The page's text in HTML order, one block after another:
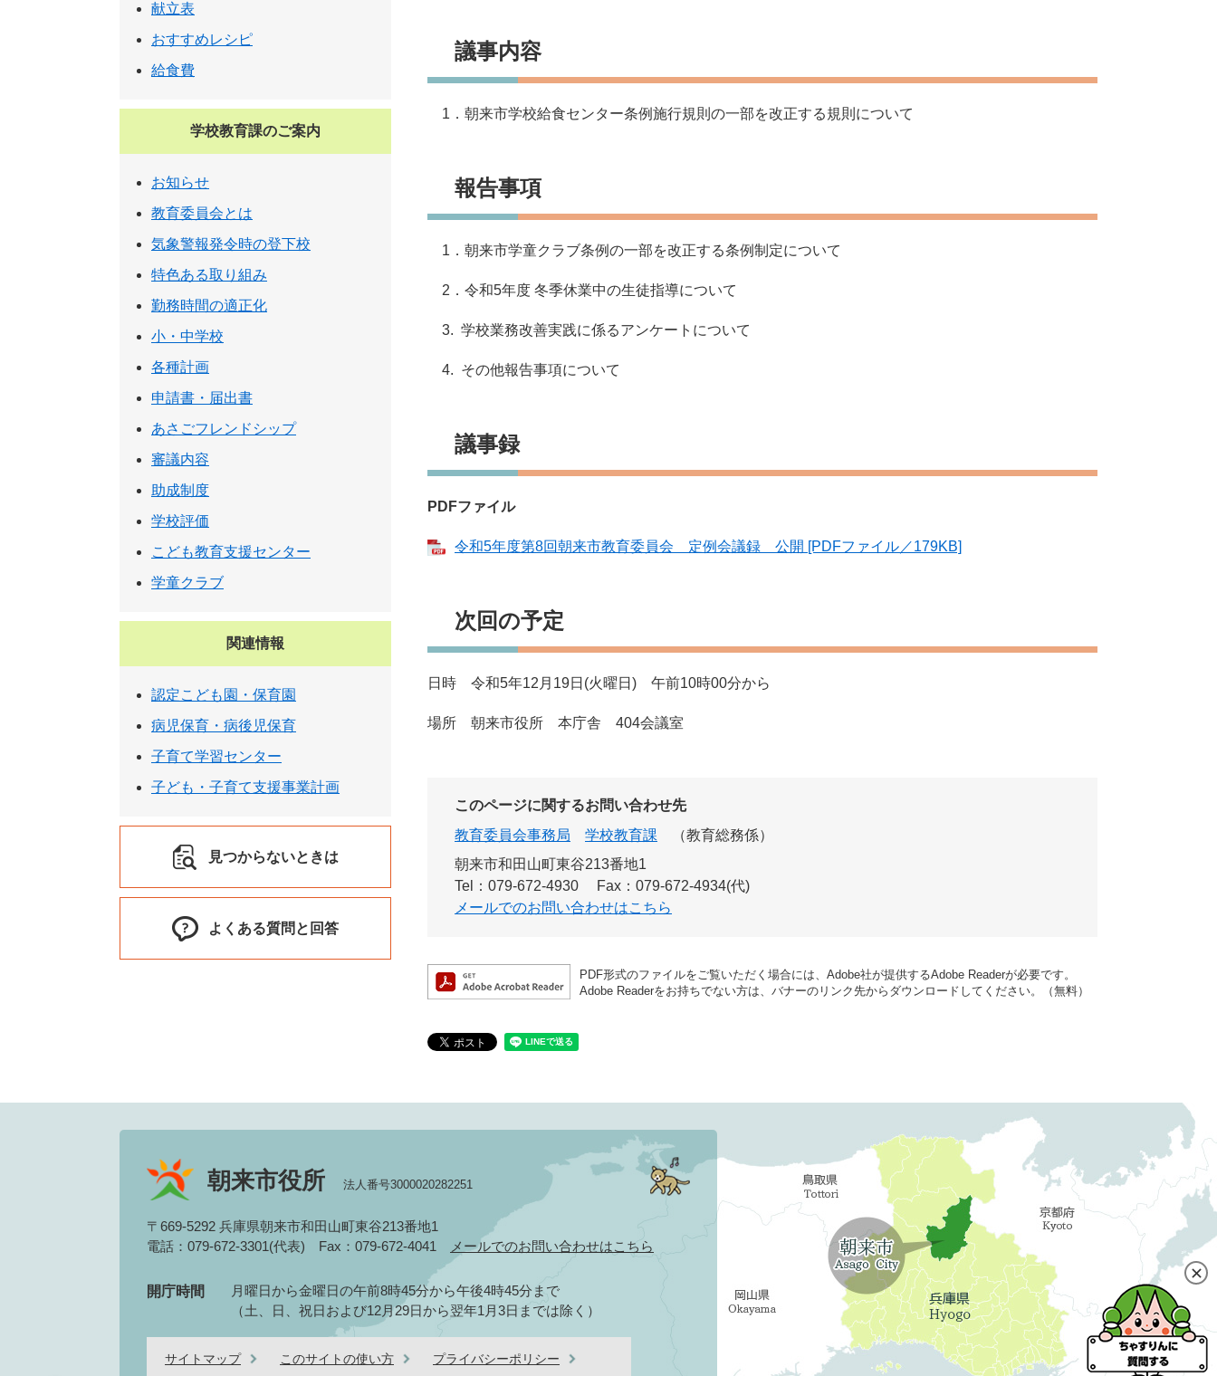
議事内容
1．朝来市学校給食センター条例施行規則の一部を改正する規則について
報告事項
1．朝来市学童クラブ条例の一部を改正する条例制定について
2．令和5年度 冬季休業中の生徒指導について
3. 学校業務改善実践に係るアンケートについて
4. その他報告事項について
議事録
PDFファイル
令和5年度第8回朝来市教育委員会 定例会議録 公開 [PDFファイル／179KB]
次回の予定
日時 令和5年12月19日(火曜日) 午前10時00分から
場所 朝来市役所 本庁舎 404会議室
このページに関するお問い合わせ先
教育委員会事務局
学校教育課
教育総務係
朝来市和田山町東谷213番地1
Tel：079-672-4930
Fax：079-672-4934(代)
メールでのお問い合わせはこちら
PDF形式のファイルをご覧いただく場合には、Adobe社が提供するAdobe Readerが必要です。
Adobe Readerをお持ちでない方は、バナーのリンク先からダウンロードしてください。（無料）
献立表
おすすめレシピ
給食費
学校教育課のご案内
お知らせ
教育委員会とは
気象警報発令時の登下校
特色ある取り組み
勤務時間の適正化
小・中学校
各種計画
申請書・届出書
あさごフレンドシップ
審議内容
助成制度
学校評価
こども教育支援センター
学童クラブ
関連情報
認定こども園・保育園
病児保育・病後児保育
子育て学習センター
子ども・子育て支援事業計画
見つからないときは
よくある質問と回答
朝来市役所 法人番号3000020282251
〒669-5292 兵庫県朝来市和田山町東谷213番地1
電話：079-672-3301(代表) Fax：079-672-4041 メールでのお問い合わせはこちら
開庁時間
月曜日から金曜日の午前8時45分から午後4時45分まで
（土、日、祝日および12月29日から翌年1月3日までは除く）
サイトマップ このサイトの使い方 プライバシーポリシー